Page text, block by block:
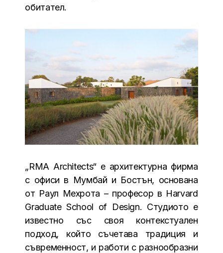
обитател.
„RMA Architects“ е архитектурна фирма
с офиси в Мумбай и Бостън, основана
от Раул Мехрота – професор в Harvard
Graduate School of Design. Студиото е
известно със своя контекстуален
подход, който съчетава традиция и
съвременност, и работи с разнообразни